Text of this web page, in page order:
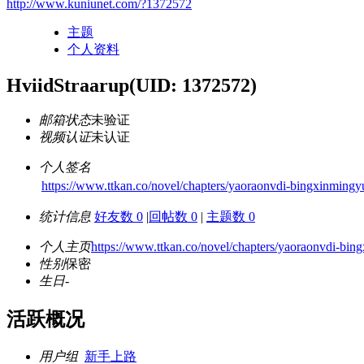
http://www.kuniunet.com/?1372572
主题
个人资料
HviidStraarup(UID: 1372572)
邮箱状态未验证
视频认证未认证
个人签名
https://www.ttkan.co/novel/chapters/yaoraonvdi-
统计信息 好友数 0 |回帖数 0 | 主题数 0
个人主页https://www.ttkan.co/novel/chapters/yaoraonvdi-
性别保密
生日-
活跃概况
用户组 新手上路